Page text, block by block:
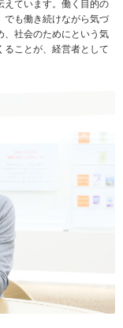
えています。働く目的の
でも働き続けながら気づ
、社会のためにという気
ることが、経営者として